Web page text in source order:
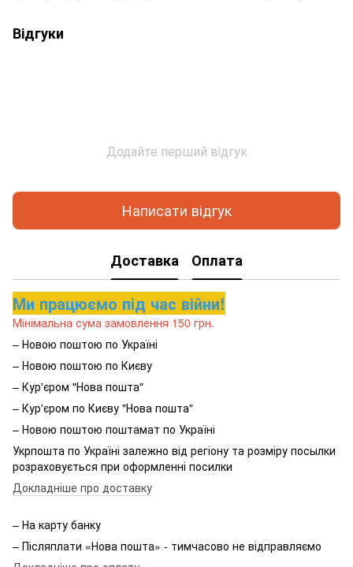
Відгуки
Додайте перший відгук
Написати відгук
Доставка Оплата
Ми працюємо під час війни!
Мінімальна сума замовлення 150 грн.
– Новою поштою по Україні
– Новою поштою по Києву
– Кур'єром "Нова пошта"
– Кур'єром по Києву "Нова пошта"
– Новою поштою поштамат по Україні
Укрпошта по Україні залежно від регіону та розміру посылки
розраховується при оформленні посилки
Докладніше про доставку
– На карту банку
– Післяплати «Нова пошта» - тимчасово не відправляємо